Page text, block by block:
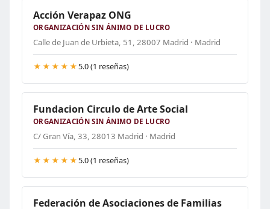
Acción Verapaz ONG
ORGANIZACIÓN SIN ÁNIMO DE LUCRO
Calle de Juan de Urbieta, 51, 28007 Madrid · Madrid
★★★★★ 5.0 (1 reseñas)
Fundacion Circulo de Arte Social
ORGANIZACIÓN SIN ÁNIMO DE LUCRO
C/ Gran Vía, 33, 28013 Madrid · Madrid
★★★★★ 5.0 (1 reseñas)
Federación de Asociaciones de Familias